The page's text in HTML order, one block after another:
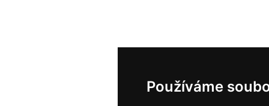
Používáme